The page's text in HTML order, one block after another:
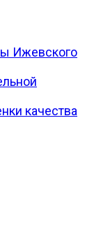
Ижевского
качества